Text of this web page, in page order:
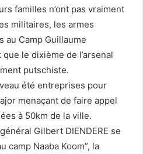
familles n’ont pas vraiment
militaires, les armes
au Camp Guillaume
le dixième de l’arsenal
putschiste.
été entreprises pour
menaçant de faire appel
à 50km de la ville.
Gilbert DIENDERE se
camp Naaba Koom”, la